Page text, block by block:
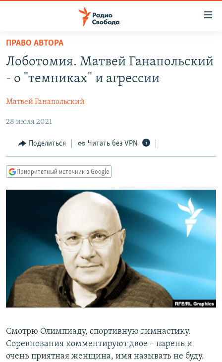
упрощенного
доступа
Вернуться
основному
Вернутся
главной
навигации
Вернутся
ПРОГРАММЫ
ПОДКАСТЫ
ЦИТАТЫ СВОБОДЫ
МНЕНИЯ
КУЛЬТУРА
IDEL.РЕАЛИИ
КАВКАЗ.РЕАЛИИ
СИБИРЬ.РЕАЛИИ
РАСПИСАНИЕ ВЕЩАНИЯ
ПОДПИШИТЕСЬ НА РАССЫЛКУ
СОЦИАЛЬНЫЕ СЕТИ
Все сайты РСЕ/РС
ПРАВО АВТОРА
Лоботомия. Матвей Ганапольский
- о "темниках" и агрессии
Матвей Ганапольский
28 июля 2021
Поделиться Читать без VPN
Приоритетный источник в Google
Смотрю Олимпиаду, спортивную гимнастику.
Cоревнования комментируют двое – парень и
очень приятная женщина, имя называть не буду.